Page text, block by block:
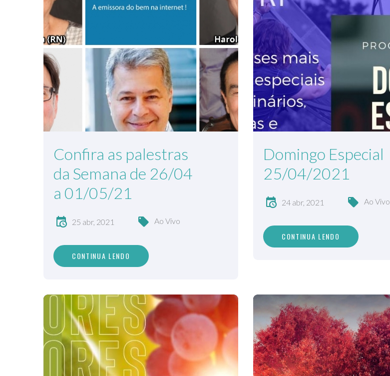
Confira as palestras
da Semana de 26/04
a 01/05/21
25 abr, 2021 Ao Vivo
CONTINUA LENDO
Domingo Especial
25/04/2021
24 abr, 2021 Ao Vivo
CONTINUA LENDO